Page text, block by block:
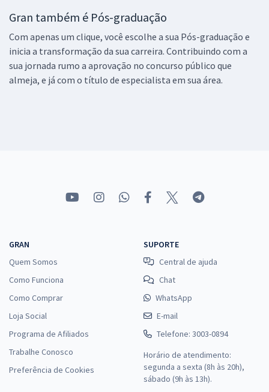
Gran também é Pós-graduação
Com apenas um clique, você escolhe a sua Pós-graduação e
inicia a transformação da sua carreira. Contribuindo com a
sua jornada rumo a aprovação no concurso público que
almeja, e já com o título de especialista em sua área.
GRAN
Quem Somos
Como Funciona
Como Comprar
Loja Social
Programa de Afiliados
Trabalhe Conosco
Preferência de Cookies
SUPORTE
Central de ajuda
Chat
WhatsApp
E-mail
Telefone: 3003-0894
Horário de atendimento:
segunda a sexta (8h às 20h),
sábado (9h às 13h).